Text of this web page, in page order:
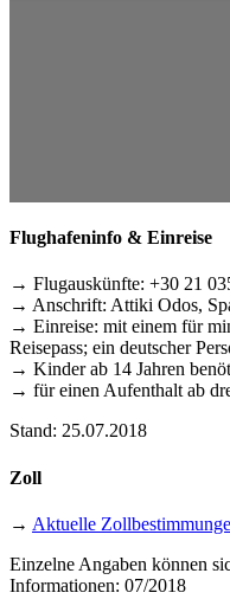
Flughafeninfo & Einreise
→ Flugauskünfte: +30 21
→ Anschrift: Attiki Odos,
→ Einreise: mit einem für
Reisepass; ein deutscher
→ Kinder ab 14 Jahren
→ für einen Aufenthalt ab
Stand: 25.07.2018
Zoll
→ Aktuelle
Einzelne Angaben können
Informationen: 07/2018